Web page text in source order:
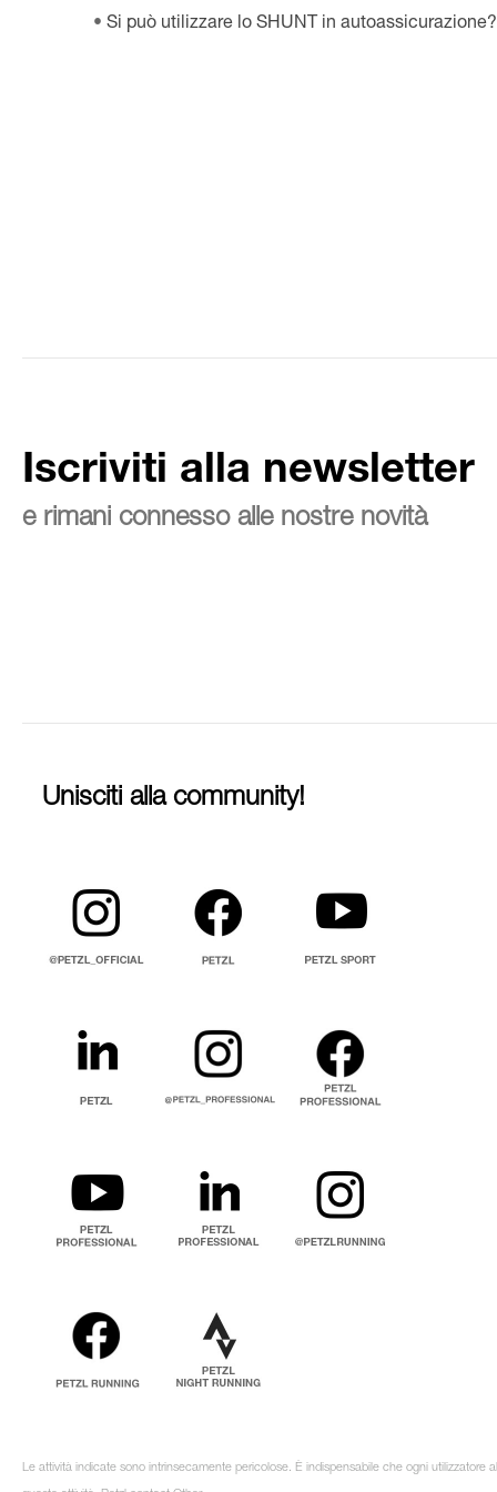
Si può utilizzare lo SHUNT in autoassicurazione?
Iscriviti alla newsletter
e rimani connesso alle nostre novità
Unisciti alla community!
Le attività indicate sono intrinsecamente pericolose. È indispensabile che ogni utilizzatore